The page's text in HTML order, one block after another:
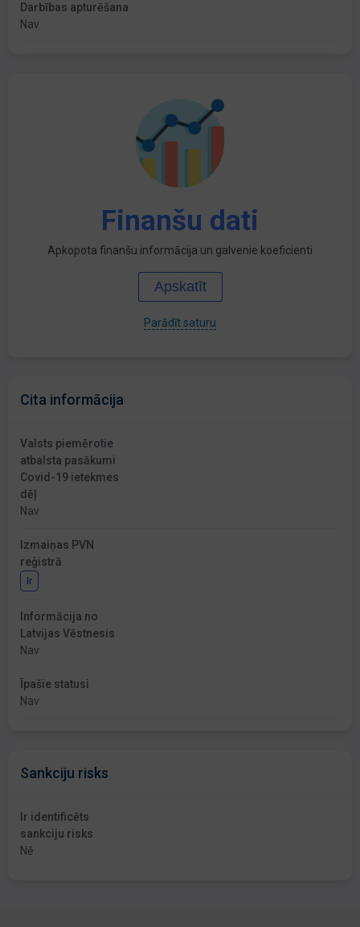
Darbības apturēšana
Nav
Finanšu dati
Apkopota finanšu informācija un galvenie koeficienti
Apskatīt
Parādīt saturu
Cita informācija
Valsts piemērotie
atbalsta pasākumi
Covid-19 ietekmes
dēļ
Nav
Izmaiņas PVN
reģistrā
Ir
Informācija no
Latvijas Vēstnesis
Nav
Īpašie statusi
Nav
Sankciju risks
Ir identificēts
sankciju risks
Nē